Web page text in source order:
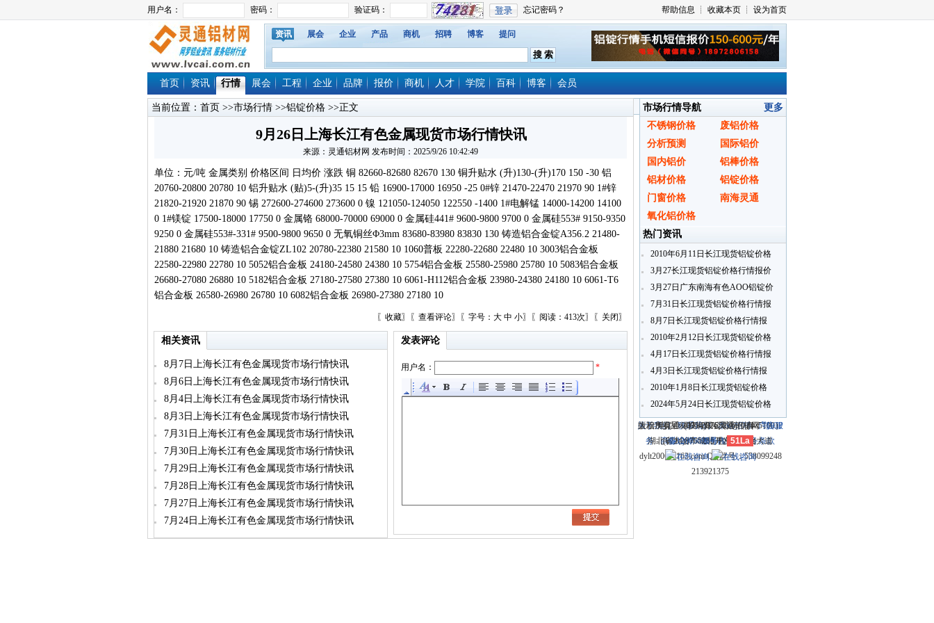
资讯 展会 企业 产品 商机 招聘 博客 提问
首页 资讯 行情 展会 工程 企业 品牌 报价 商机 人才 学院 百科 博客 会员
当前位置： 首页 >>市场行情 >>铝锭价格 >>正文
9月26日上海长江有色金属现货市场行情快讯
来源：灵通铝材网 发布时间：2025/9/26 10:42:49
单位：元/吨 金属类别 价格区间 日均价 涨跌 铜 82660-82680 82670 130 铜升贴水 (升)130-(升)170 150 -30 铝
20760-20800 20780 10 铝升贴水 (贴)5-(升)35 15 15 铅 16900-17000 16950 -25 0#锌 21470-22470 21970 90 1#锌
21820-21920 21870 90 锡 272600-274600 273600 0 镍 121050-124050 122550 -1400 1#电解锰 14000-14200 14100
0 1#镁锭 17500-18000 17750 0 金属铬 68000-70000 69000 0 金属硅441# 9600-9800 9700 0 金属硅553# 9150-9350
9250 0 金属硅553#-331# 9500-9800 9650 0 无氧铜丝Φ3mm 83680-83980 83830 130 铸造铝合金锭A356.2 21480-
21880 21680 10 铸造铝合金锭ZL102 20780-22380 21580 10 1060普板 22280-22680 22480 10 3003铝合金板
22580-22980 22780 10 5052铝合金板 24180-24580 24380 10 5754铝合金板 25580-25980 25780 10 5083铝合金板
26680-27080 26880 10 5182铝合金板 27180-27580 27380 10 6061-H112铝合金板 23980-24380 24180 10 6061-T6
铝合金板 26580-26980 26780 10 6082铝合金板 26980-27380 27180 10
〖 收藏〗〖 查看评论〗〖字号： 大 中 小〗〖阅读：413次〗〖 关闭〗
相关资讯
8月7日上海长江有色金属现货市场行情快讯
8月6日上海长江有色金属现货市场行情快讯
8月4日上海长江有色金属现货市场行情快讯
8月3日上海长江有色金属现货市场行情快讯
7月31日上海长江有色金属现货市场行情快讯
7月30日上海长江有色金属现货市场行情快讯
7月29日上海长江有色金属现货市场行情快讯
7月28日上海长江有色金属现货市场行情快讯
7月27日上海长江有色金属现货市场行情快讯
7月24日上海长江有色金属现货市场行情快讯
发表评论
用户名： *
市场行情导航
更多
不锈钢价格
废铝价格
分析预测
国际铝价
国内铝价
铝棒价格
铝材价格
铝锭价格
门窗价格
南海灵通
氧化铝价格
热门资讯
2010年6月11日长江现货铝锭价格
行情报价
3月27长江现货铝锭价格行情报价
3月27日广东南海有色AOO铝锭价
7月31日长江现货铝锭价格行情报
8月7日长江现货铝锭价格行情报
2010年2月12日长江现货铝锭价格
行情报价
4月17日长江现货铝锭价格行情报
4月3日长江现货铝锭价格行情报
2010年1月8日长江现货铝锭价格
行情报价
2024年5月24日长江现货铝锭价格
行情报价
关于我们-联系我们-本站招聘-广告服
务- 商业合作-服务内容-服务条款
电话：(0714)8765286 传真：
(0714)8765285 电子邮件：
dylt2006@163.com QQ群号：558099248
213921375
大冶市灵通科技有限公司 @ （435100）
湖北省大冶市城北开发区新冶大道
版权所有 © 2006-2026灵通铝材网鄂ICP
备12005698号-1
51La